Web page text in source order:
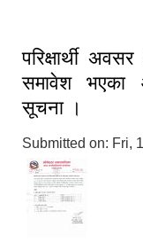
परिक्षार्थी
समावेश भएका
सूचना ।
Submitted on: Fri,